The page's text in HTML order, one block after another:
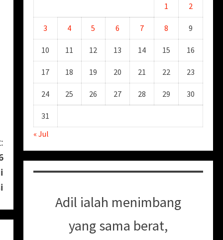
1 2
3 4 5 6 7 8 9
10 11 12 13 14 15 16
17 18 19 20 21 22 23
24 25 26 27 28 29 30
31
« Jul
Adil ialah menimbang
yang sama berat,